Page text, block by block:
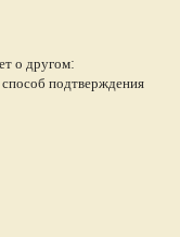
о другом:
подтверждения